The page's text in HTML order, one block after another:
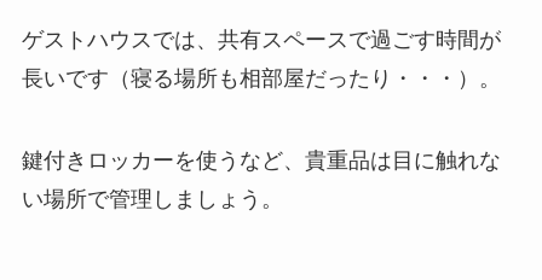
ゲストハウスでは、共有スペースで過ごす時間が
長いです（寝る場所も相部屋だったり・・・）。
鍵付きロッカーを使うなど、貴重品は目に触れな
い場所で管理しましょう。